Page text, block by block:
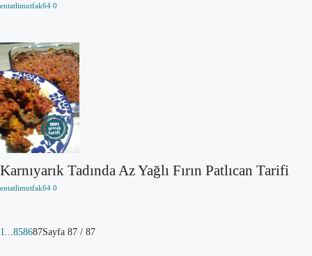
entatlimutfak64 0
Karnıyarık Tadında Az Yağlı Fırın Patlıcan Tarifi
entatlimutfak64 0
1 858687Sayfa 87 / 87